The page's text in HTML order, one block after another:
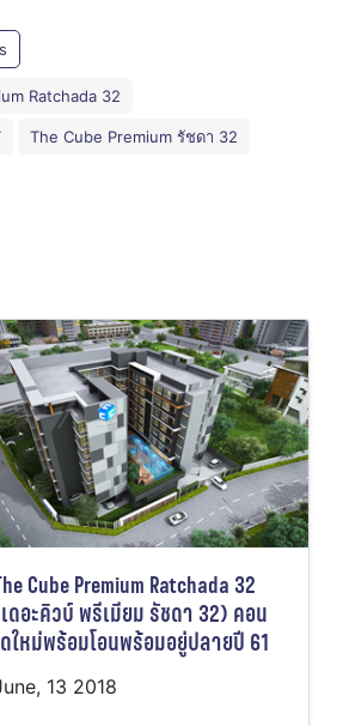
Ratchada 32
The Cube Premium รัชดา 32
Cube Premium Ratchada 32
ดอะคิวบ์ พรีเมียม รัชดา 32) คอน
ใหม่พร้อมโอนพร้อมอยู่ปลายปี 61
13 2018